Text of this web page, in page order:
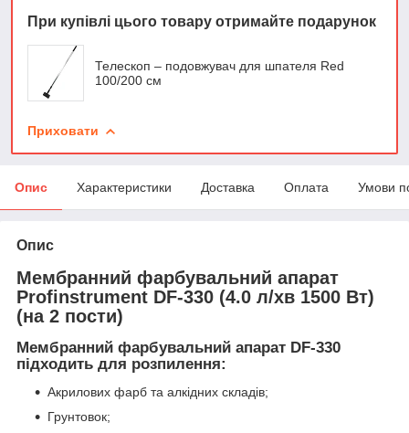
При купівлі цього товару отримайте подарунок
Телескоп – подовжувач для шпателя Red
100/200 см
Приховати
Опис Характеристики Доставка Оплата Умови
Опис
Мембранний фарбувальний апарат
Profinstrument DF-330 (4.0 л/хв 1500 Вт)
(на 2 пости)
Мембранний фарбувальний апарат DF-330
підходить для розпилення:
Акрилових фарб та алкідних складів;
Грунтовок;